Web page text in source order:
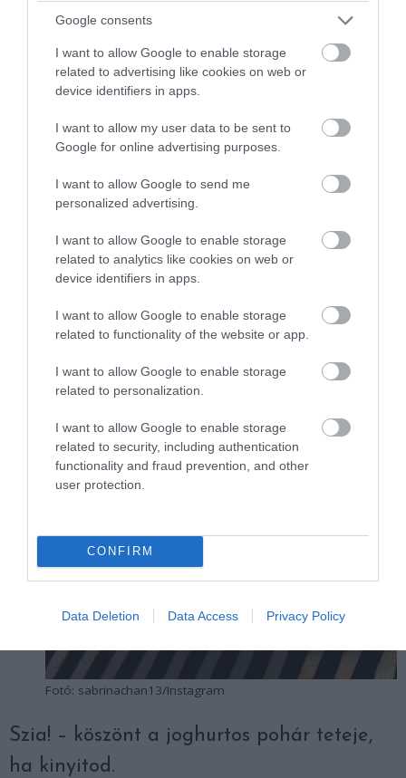
Google consents
I want to allow Google to enable storage
related to advertising like cookies on web or
device identifiers in apps.
I want to allow my user data to be sent to
Google for online advertising purposes.
I want to allow Google to send me
personalized advertising.
I want to allow Google to enable storage
related to analytics like cookies on web or
device identifiers in apps.
I want to allow Google to enable storage
related to functionality of the website or app.
I want to allow Google to enable storage
related to personalization.
I want to allow Google to enable storage
related to security, including authentication
functionality and fraud prevention, and other
user protection.
CONFIRM
Data Deletion Data Access Privacy Policy
Remélem, ebben majd olyan kib…
Fotó: sabrinachan13/Instagram
Szia! – köszönt a joghurtos pohár teteje,
ha kinyitod.